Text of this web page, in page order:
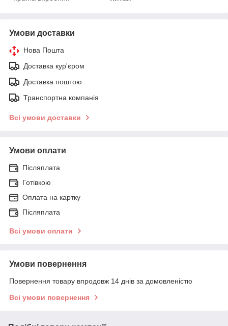
Умови доставки
Нова Пошта
Доставка кур'єром
Доставка поштою
Транспортна компанія
Всі умови доставки
Умови оплати
Післяплата
Готівкою
Оплата на картку
Післяплата
Всі умови оплати
Умови повернення
Повернення товару впродовж 14 днів за домовленістю
Всі умови повернення